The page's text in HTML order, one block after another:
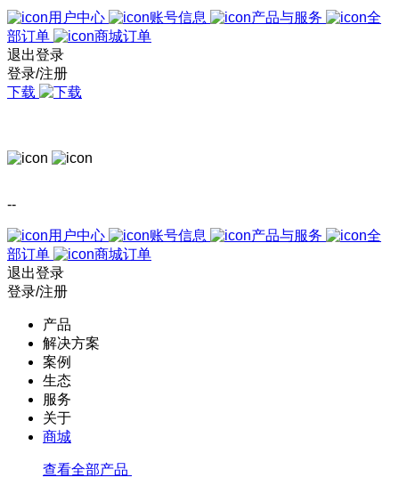
用户中心 账号信息 产品与服务
全
部订单
商城订单
退出登录
登录/注册
下载
--
用户中心 账号信息 产品与服务
全
部订单
商城订单
退出登录
登录/注册
产品
解决方案
案例
生态
服务
关于
商城
查看全部产品